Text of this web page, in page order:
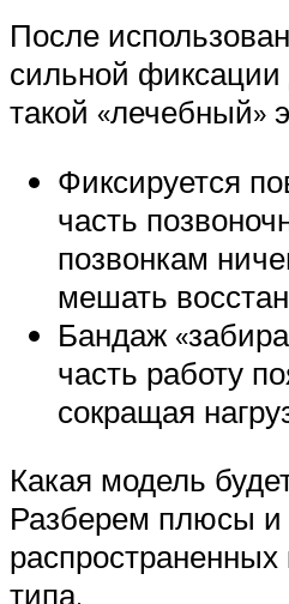
После
сильной фиксации
такой «лечебный»
Фиксируется
часть
позвонкам
мешать
Бандаж
часть работу
сокращая
Какая модель
Разберем плюсы
распространенных
типа.